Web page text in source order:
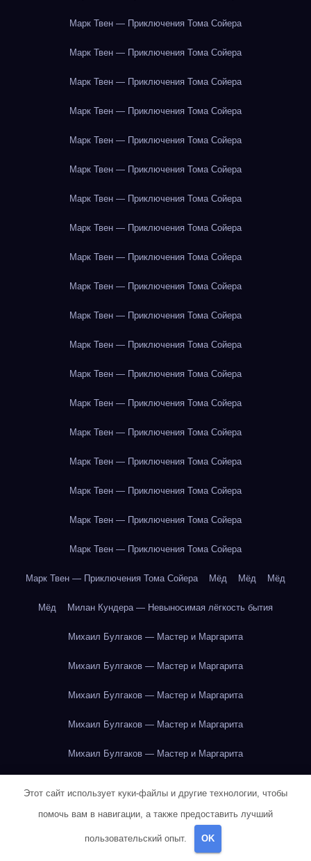
Марк Твен — Приключения Тома Сойера
Марк Твен — Приключения Тома Сойера
Марк Твен — Приключения Тома Сойера
Марк Твен — Приключения Тома Сойера
Марк Твен — Приключения Тома Сойера
Марк Твен — Приключения Тома Сойера
Марк Твен — Приключения Тома Сойера
Марк Твен — Приключения Тома Сойера
Марк Твен — Приключения Тома Сойера
Марк Твен — Приключения Тома Сойера
Марк Твен — Приключения Тома Сойера
Марк Твен — Приключения Тома Сойера
Марк Твен — Приключения Тома Сойера
Марк Твен — Приключения Тома Сойера
Марк Твен — Приключения Тома Сойера
Марк Твен — Приключения Тома Сойера
Марк Твен — Приключения Тома Сойера
Марк Твен — Приключения Тома Сойера
Марк Твен — Приключения Тома Сойера
Марк Твен — Приключения Тома Сойера Мёд Мёд Мёд
Мёд Милан Кундера — Невыносимая лёгкость бытия
Михаил Булгаков — Мастер и Маргарита
Михаил Булгаков — Мастер и Маргарита
Михаил Булгаков — Мастер и Маргарита
Михаил Булгаков — Мастер и Маргарита
Михаил Булгаков — Мастер и Маргарита
Михаил Булгаков — Мастер и Маргарита
Михаил Булгаков — Мастер и Маргарита
Этот сайт использует куки-файлы и другие технологии, чтобы
помочь вам в навигации, а также предоставить лучший
пользовательский опыт. OK